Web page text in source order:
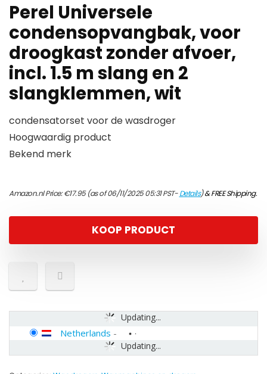
Perel Universele
condensopvangbak, voor
droogkast zonder afvoer,
incl. 1.5 m slang en 2
slangklemmen, wit
condensatorset voor de wasdroger
Hoogwaardig product
Bekend merk
Amazon.nl Price:€17.95(as of 06/11/2025 05:31 PST-Details)&FREE Shipping.
KOOP PRODUCT
Updating...
Updating...
Netherlands -